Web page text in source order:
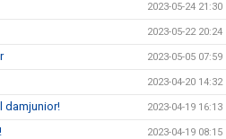
2023-05-24 21:30
2023-05-22 20:24
2023-05-05 07:59
2023-04-20 14:32
damjunior! 2023-04-19 16:13
2023-04-19 08:15